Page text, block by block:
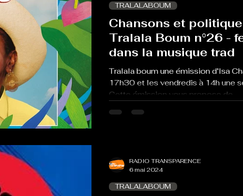
Chansons et
Tralala Boum n°26 -
dans la musique trad
Tralala boum une émission d’Isa
17h30 et les vendredis à 14h une
Cette émission vous propose de...
TRALALABOUM
TRALALABOUM
RADIO TRANSPARENCE
6 mai 2024